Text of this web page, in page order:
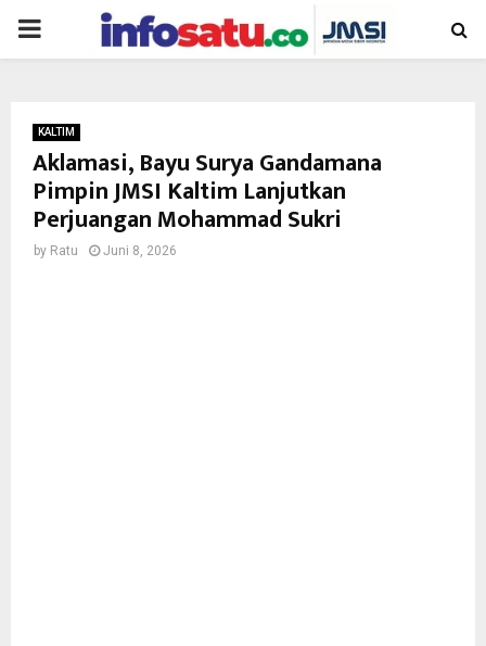
PRIMARY
KALTIM
Aklamasi, Bayu Surya Gandamana
Pimpin JMSI Kaltim Lanjutkan
Perjuangan Mohammad Sukri
by Ratu Juni 8, 2026